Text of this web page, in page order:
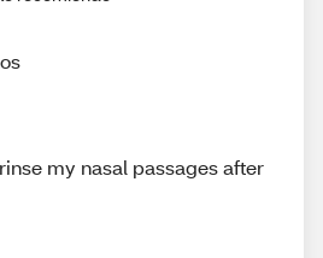
my nasal passages after